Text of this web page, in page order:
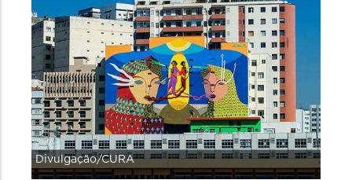
Divulgação/CURA